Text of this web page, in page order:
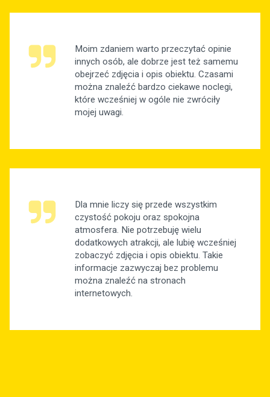
Moim zdaniem warto przeczytać opinie
innych osób, ale dobrze jest też samemu
obejrzeć zdjęcia i opis obiektu. Czasami
można znaleźć bardzo ciekawe noclegi,
które wcześniej w ogóle nie zwróciły
mojej uwagi.
Dla mnie liczy się przede wszystkim
czystość pokoju oraz spokojna
atmosfera. Nie potrzebuję wielu
dodatkowych atrakcji, ale lubię wcześniej
zobaczyć zdjęcia i opis obiektu. Takie
informacje zazwyczaj bez problemu
można znaleźć na stronach
internetowych.